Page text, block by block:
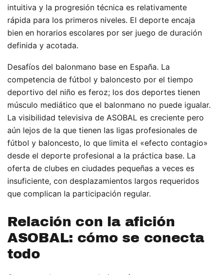
intuitiva y la progresión técnica es relativamente
rápida para los primeros niveles. El deporte encaja
bien en horarios escolares por ser juego de duración
definida y acotada.
Desafíos del balonmano base en España. La
competencia de fútbol y baloncesto por el tiempo
deportivo del niño es feroz; los dos deportes tienen
músculo mediático que el balonmano no puede igualar.
La visibilidad televisiva de ASOBAL es creciente pero
aún lejos de la que tienen las ligas profesionales de
fútbol y baloncesto, lo que limita el «efecto contagio»
desde el deporte profesional a la práctica base. La
oferta de clubes en ciudades pequeñas a veces es
insuficiente, con desplazamientos largos requeridos
que complican la participación regular.
Relación con la afición
ASOBAL: cómo se conecta
todo